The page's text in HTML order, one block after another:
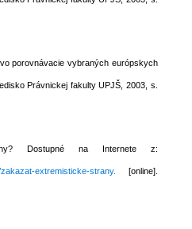
porovnávacie vybraných európskych
Právnickej fakulty UPJŠ, 2003, s.
Dostupné na Internete z:
extremisticke-strany. [online].